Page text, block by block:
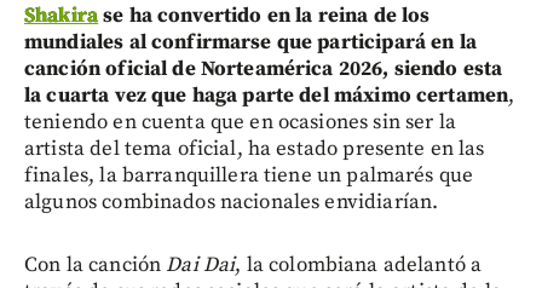
Shakirase ha convertido en la reina de los
mundiales al confirmarse que participará en la
canción oficial de Norteamérica 2026, siendo esta
la cuarta vez que haga parte del máximo certamen,
teniendo en cuenta que en ocasiones sin ser la
artista del tema oficial, ha estado presente en las
finales, la barranquillera tiene un palmarés que
algunos combinados nacionales envidiarían.
Con la canciónDai Dai, la colombiana adelantó a